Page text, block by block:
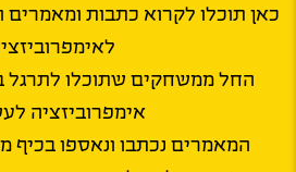
כאן תוכלו לקרוא כתבות
החל ממשחקים שתוכלו לתרגל
אימפרוביזציה
המאמרים נכתבו ונאספו בכיף